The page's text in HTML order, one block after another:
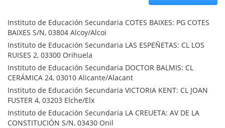
Instituto de Educación Secundaria COTES BAIXES: PG COTES
BAIXES S/N, 03804 Alcoy/Alcoi
Instituto de Educación Secundaria LAS ESPEÑETAS: CL LOS
RUISES 2, 03300 Orihuela
Instituto de Educación Secundaria DOCTOR BALMIS: CL
CERÁMICA 24, 03010 Alicante/Alacant
Instituto de Educación Secundaria VICTORIA KENT: CL JOAN
FUSTER 4, 03203 Elche/Elx
Instituto de Educación Secundaria LA CREUETA: AV DE LA
CONSTITUCIÓN S/N, 03430 Onil